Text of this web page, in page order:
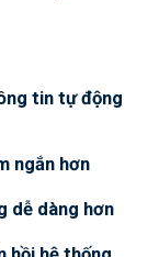
tin tự động
ngắn hơn
dễ dàng hơn